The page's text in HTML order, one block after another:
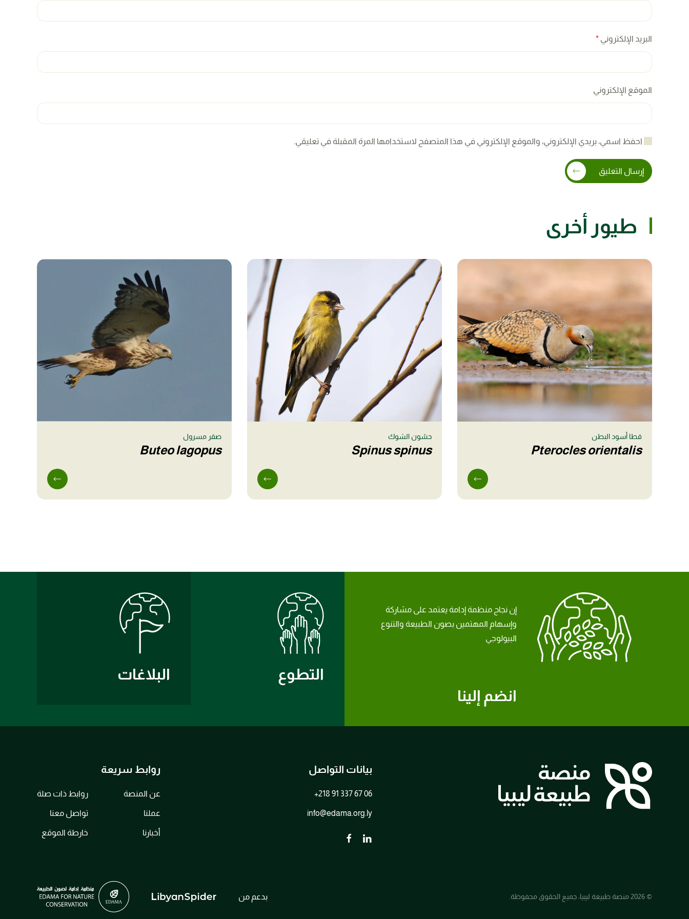
البريد الإلكتروني *
الموقع الإلكتروني
احفظ اسمي، بريدي الإلكتروني، والموقع الإلكتروني في هذا المتصفح لاستخدامها المرة المقبلة في تعليقي.
إرسال التعليق
طيور أخرى
قطا أسود البطن
Pterocles orientalis
حسّون الشوك
Spinus spinus
صقر مسرول
Buteo lagopus
انضم إلينا
إن نجاح منظمة إدامة يعتمد على مشاركة
وإسهام المهتمين بصون الطبيعة والتنوع
البيولوجي
التطوع البلاغات
بيانات التواصل
+218 91 337 67 06
info@edama.org.ly
روابط سريعة
عن المنصة
عملنا
أخبارنا
روابط ذات صلة
تواصل معنا
خارطة الموقع
© 2026 منصة طبيعة ليبيا، جميع الحقوق محفوظة. بدعم من